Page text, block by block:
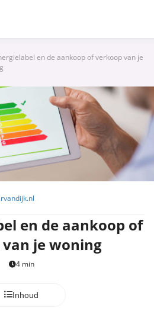
en de aankoop of verkoop van je
en de aankoop of
je woning
4 min
Inhoud